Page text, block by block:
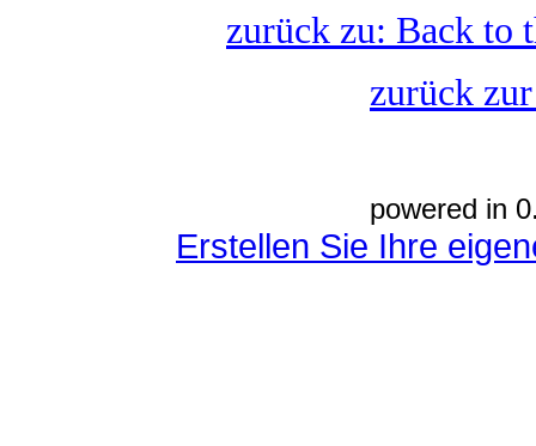
zurück zu: Back to
zurück
powered in
Erstellen Sie Ihre